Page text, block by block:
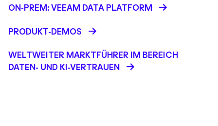
ON-PREM: VEEAM DATA PLATFORM
PRODUKT-DEMOS
WELTWEITER MARKTFÜHRER IM BEREICH
DATEN- UND KI-VERTRAUEN